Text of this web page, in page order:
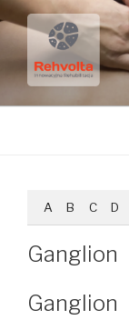
Przejdź
do
treści
A B C D
Ganglion
Ganglion